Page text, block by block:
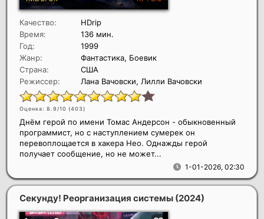
Качество:
HDrip
Время:
136 мин.
Год:
1999
Жанр:
Фантастика, Боевик
Страна:
США
Режиссер:
Лана Вачовски, Лилли Вачовски
Оценка: 8.9/10 (403)
1-01-2026, 02:30
Днём герой по имени Томас Андерсон - обыкновенный
программист, но с наступлением сумерек он
перевоплощается в хакера Нео. Однажды герой
получает сообщение, но не может...
Секунду! Реорганизация системы (2024)